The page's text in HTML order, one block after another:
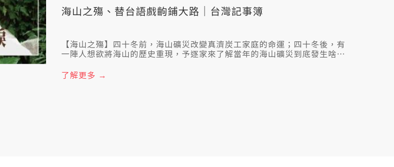
海山之殤、替台語戲齣鋪大路｜台灣記事簿
【海山之殤】四十冬前，海山礦災改變真濟炭工家庭的命運；四十冬後，有
一陣人想欲將海山的歷史重現，予逐家來了解當年的海山礦災到底發生啥物
濟，平均每8工就會發生一个事故，逐年過身的人超過80个人。1984年的三
大礦災分別是海山、煤山佮海一礦災，捐款有到五億遮濟，毋過政府煞無法
了解更多 →